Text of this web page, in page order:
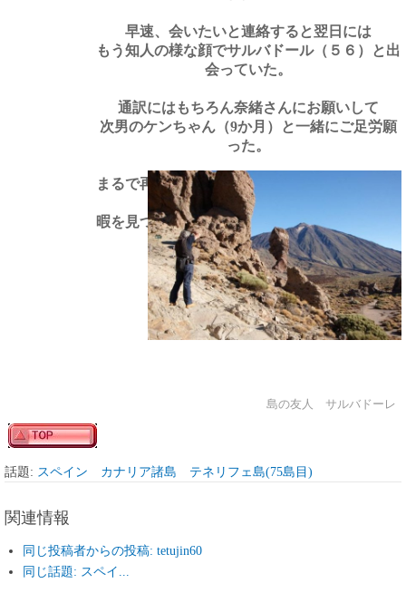
早速、会いたいと連絡すると翌日には
もう知人の様な顔でサルバドール（５６）と出
会っていた。
通訳にはもちろん奈緒さんにお願いして
次男のケンちゃん（9か月）と一緒にご足労願
った。
まるで再会を果たした知古の間柄であるかのよ
うに話は弾み、
暇を見つけて島の撮影に案内すると約束してく
れた。
島の友人 サルバドーレ
話題: スペイン カナリア諸島 テネリフェ島(75島目)
関連情報
同じ投稿者からの投稿: tetujin60
同じ話題: スペイ...